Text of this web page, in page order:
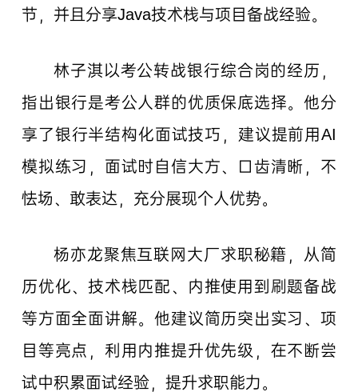
节，并且分享Java技术栈与项目备战经验。
林子淇以考公转战银行综合岗的经历，
指出银行是考公人群的优质保底选择。他分
享了银行半结构化面试技巧，建议提前用AI
模拟练习，面试时自信大方、口齿清晰，不
怯场、敢表达，充分展现个人优势。
杨亦龙聚焦互联网大厂求职秘籍，从简
历优化、技术栈匹配、内推使用到刷题备战
等方面全面讲解。他建议简历突出实习、项
目等亮点，利用内推提升优先级，在不断尝
试中积累面试经验，提升求职能力。